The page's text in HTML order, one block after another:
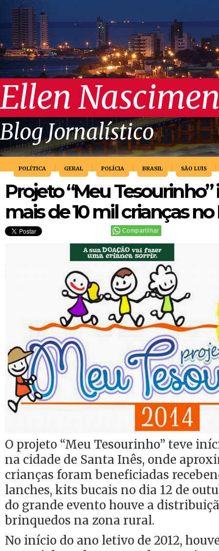
Ellen
Blog Jornalístico
POLÍTICA GERAL POLÍCIA BRASIL SÃO LUIS
Projeto “Meu
mais de 10 mil crianças
Compartilhar
O projeto “Meu Tesourinho” teve
na cidade de Santa Inês, onde
crianças foram beneficiadas
lanches, kits bucais no dia 12 de
do grande evento houve a
brinquedos na zona rural.
No início do ano letivo de 2012,